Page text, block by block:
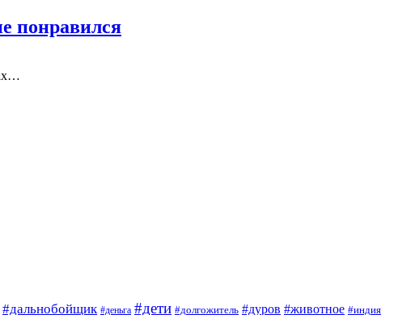
понравился
#дальнобойщик #деньга #дети #долгожитель #дуров #животное #индия